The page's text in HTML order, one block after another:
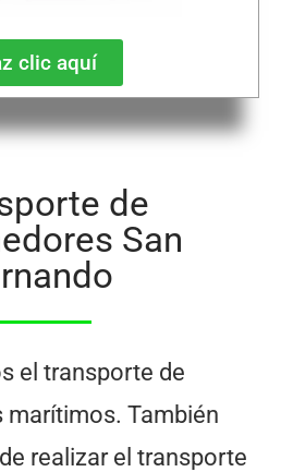
clic aquí
de
San
el transporte de
marítimos. También
realizar el transporte